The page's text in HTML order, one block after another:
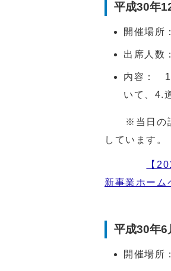
平成30年
開催場
出席人
内容： 1.
いて、4.
※当日の説
しています。
【
新事業ホーム
平成30年6
開催場